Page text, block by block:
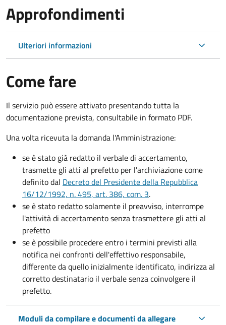
Approfondimenti
Ulteriori informazioni
Come fare
Il servizio può essere attivato presentando tutta la
documentazione prevista, consultabile in formato PDF.
Una volta ricevuta la domanda l'Amministrazione:
se è stato già redatto il verbale di accertamento,
trasmette gli atti al prefetto per l'archiviazione come
definito dal Decreto del Presidente della Repubblica
16/12/1992, n. 495, art. 386, com. 3.
se è stato redatto solamente il preavviso, interrompe
l'attività di accertamento senza trasmettere gli atti al
prefetto
se è possibile procedere entro i termini previsti alla
notifica nei confronti dell'effettivo responsabile,
differente da quello inizialmente identificato, indirizza al
corretto destinatario il verbale senza coinvolgere il
prefetto.
Moduli da compilare e documenti da allegare